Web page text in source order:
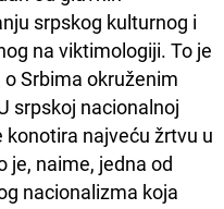
srpskog kulturnog i
na viktimologiji. To je
Srbima okruženim
srpskoj nacionalnoj
najveću žrtvu u
je, naime, jedna od
nacionalizma koja